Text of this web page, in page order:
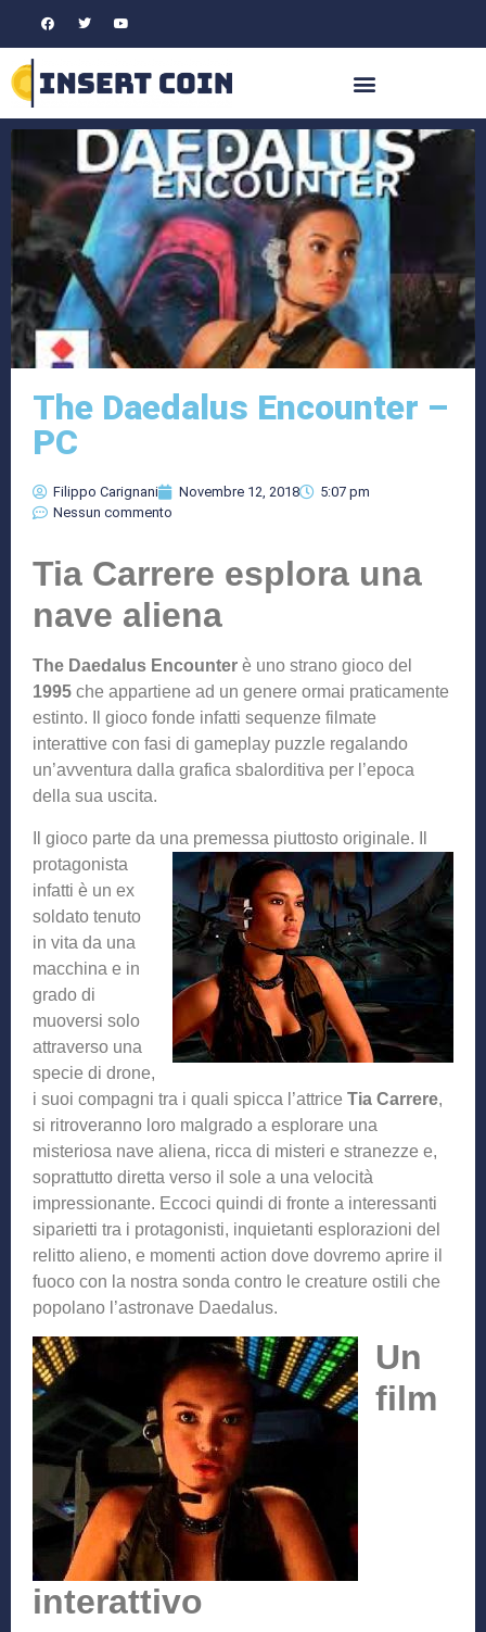
The Daedalus Encounter –
PC
Filippo Carignani Novembre 12, 2018
5:07 pm
Nessun commento
Tia Carrere esplora una
nave aliena
The Daedalus Encounter è uno strano gioco del
1995 che appartiene ad un genere ormai praticamente
estinto. Il gioco fonde infatti sequenze filmate
interattive con fasi di gameplay puzzle regalando
un’avventura dalla grafica sbalorditiva per l’epoca
della sua uscita.
Il gioco parte da una premessa piuttosto originale. Il
protagonista
infatti è un ex
soldato tenuto
in vita da una
macchina e in
grado di
muoversi solo
attraverso una
specie di drone,
i suoi compagni tra i quali spicca l’attrice Tia Carrere,
si ritroveranno loro malgrado a esplorare una
misteriosa nave aliena, ricca di misteri e stranezze e,
soprattutto diretta verso il sole a una velocità
impressionante. Eccoci quindi di fronte a interessanti
siparietti tra i protagonisti, inquietanti esplorazioni del
relitto alieno, e momenti action dove dovremo aprire il
fuoco con la nostra sonda contro le creature ostili che
popolano l’astronave Daedalus.
Un
film
interattivo